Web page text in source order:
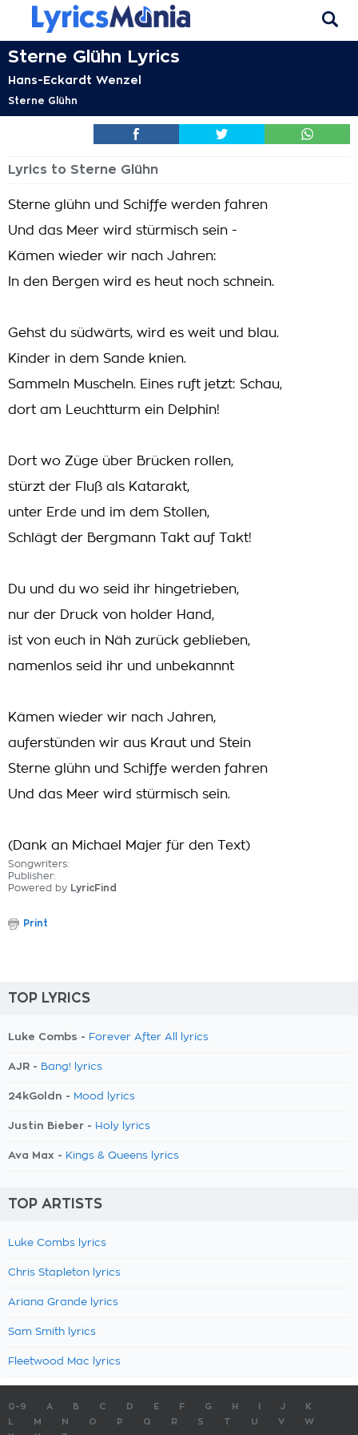
Sterne Glühn Lyrics
Hans-Eckardt Wenzel
Sterne Glühn
Lyrics to Sterne Glühn
Sterne glühn und Schiffe werden fahren
Und das Meer wird stürmisch sein -
Kämen wieder wir nach Jahren:
In den Bergen wird es heut noch schnein.
Gehst du südwärts, wird es weit und blau.
Kinder in dem Sande knien.
Sammeln Muscheln. Eines ruft jetzt: Schau,
dort am Leuchtturm ein Delphin!
Dort wo Züge über Brücken rollen,
stürzt der Fluß als Katarakt,
unter Erde und im dem Stollen,
Schlägt der Bergmann Takt auf Takt!
Du und du wo seid ihr hingetrieben,
nur der Druck von holder Hand,
ist von euch in Näh zurück geblieben,
namenlos seid ihr und unbekannnt
Kämen wieder wir nach Jahren,
auferstünden wir aus Kraut und Stein
Sterne glühn und Schiffe werden fahren
Und das Meer wird stürmisch sein.
(Dank an Michael Majer für den Text)
Songwriters:
Publisher:
Powered by LyricFind
Print
TOP LYRICS
Luke Combs - Forever After All lyrics
AJR - Bang! lyrics
24kGoldn - Mood lyrics
Justin Bieber - Holy lyrics
Ava Max - Kings & Queens lyrics
TOP ARTISTS
Luke Combs lyrics
Chris Stapleton lyrics
Ariana Grande lyrics
Sam Smith lyrics
Fleetwood Mac lyrics
0-9 A B C D E F G H J
K
M N O P Q R S T U V
W